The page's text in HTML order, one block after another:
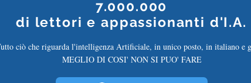
7.000.000
di lettori e appassionanti d'I.A.
ciò che riguarda l'intelligenza Artificiale, in unico posto, in italiano e
MEGLIO DI COSI' NON SI PUO' FARE